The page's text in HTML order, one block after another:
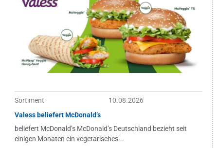
Sortiment
10.08.2026
Valess beliefert McDonald’s
beliefert McDonald’s McDonald’s Deutschland bezieht seit
einigen Monaten ein vegetarisches...